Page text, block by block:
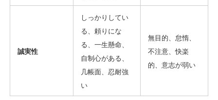
誠実性
しっかりしてい
る、頼りにな
る、一生懸命、
自制心がある、
几帳面、忍耐強
い
無目的、怠惰、
不注意、快楽
的、意志が弱い